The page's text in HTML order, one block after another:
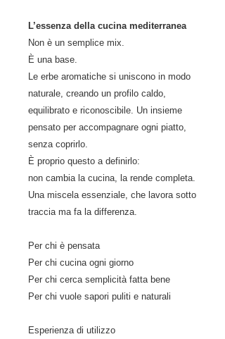
L’essenza della cucina mediterranea
Non è un semplice mix.
È una base.
Le erbe aromatiche si uniscono in modo
naturale, creando un profilo caldo,
equilibrato e riconoscibile. Un insieme
pensato per accompagnare ogni piatto,
senza coprirlo.
È proprio questo a definirlo:
non cambia la cucina, la rende completa.
Una miscela essenziale, che lavora sotto
traccia ma fa la differenza.
Per chi è pensata
Per chi cucina ogni giorno
Per chi cerca semplicità fatta bene
Per chi vuole sapori puliti e naturali
Esperienza di utilizzo